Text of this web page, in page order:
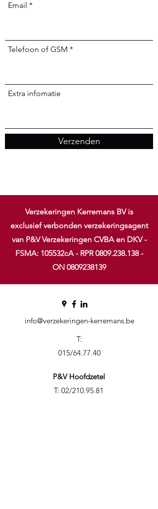
Email
Telefoon of GSM
Extra infomatie
Verzenden
Verzekeringen Kerremans BV is
exclusief verbonden verzekeringsagent
van P&V Verzekeringen CVBA en DKV -
FSMA: 105532cA - RPR0809.238.138-
ON 0809238139
info@verzekeringen-kerremans.be
T:
015/64.77.40
P&V Hoofdzetel
T: 02/210.95.81